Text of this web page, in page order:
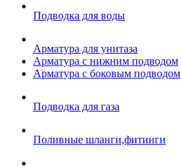
Подводка для воды
Арматура для унитаза
Арматура с нижним подводом
Арматура с боковым подводом
Подводка для газа
Поливные шланги,фитинги